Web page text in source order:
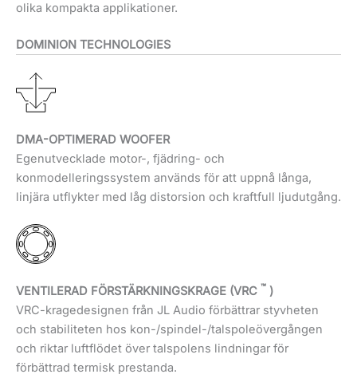
olika kompakta applikationer.
DOMINION TECHNOLOGIES
DMA-OPTIMERAD WOOFER
Egenutvecklade motor-, fjädring- och
konmodelleringssystem används för att uppnå långa,
linjära utflykter med låg distorsion och kraftfull ljudutgång.
VENTILERAD FÖRSTÄRKNINGSKRAGE (VRC ™ )
VRC-kragedesignen från JL Audio förbättrar styvheten
och stabiliteten hos kon-/spindel-/talspoleövergången
och riktar luftflödet över talspolens lindningar för
förbättrad termisk prestanda.